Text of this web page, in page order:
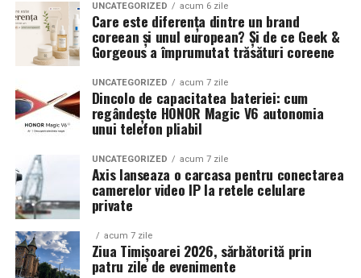
UNCATEGORIZED acum 6 zile
Care este diferența dintre un brand
coreean și unul european? Și de ce Geek &
Gorgeous a împrumutat trăsături coreene
UNCATEGORIZED acum 7 zile
Dincolo de capacitatea bateriei: cum
regândește HONOR Magic V6 autonomia
unui telefon pliabil
UNCATEGORIZED acum 7 zile
Axis lanseaza o carcasa pentru conectarea
camerelor video IP la retele celulare
private
acum 7 zile
Ziua Timișoarei 2026, sărbătorită prin
patru zile de evenimente